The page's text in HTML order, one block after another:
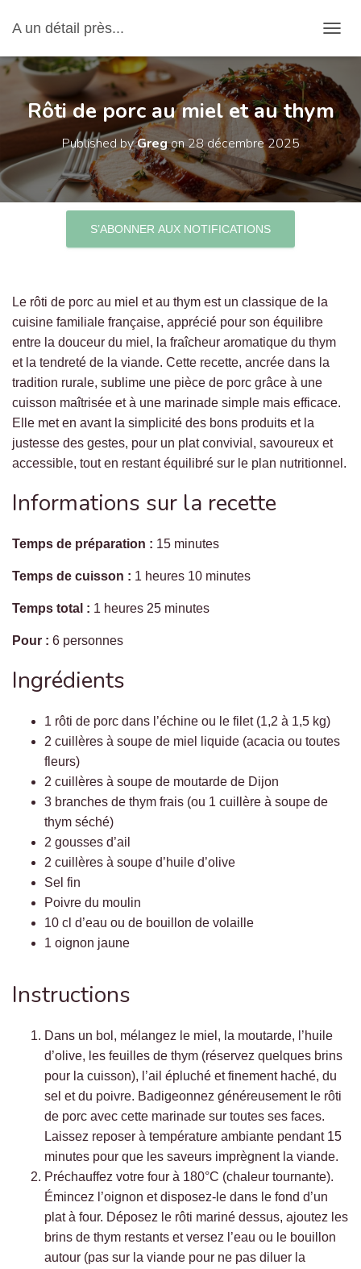
A un détail près...
Rôti de porc au miel et au thym
Published byGregon28 décembre 2025
S’ABONNER AUX NOTIFICATIONS
Le rôti de porc au miel et au thym est un classique de la
cuisine familiale française, apprécié pour son équilibre
entre la douceur du miel, la fraîcheur aromatique du thym
et la tendreté de la viande. Cette recette, ancrée dans la
tradition rurale, sublime une pièce de porc grâce à une
cuisson maîtrisée et à une marinade simple mais efficace.
Elle met en avant la simplicité des bons produits et la
justesse des gestes, pour un plat convivial, savoureux et
accessible, tout en restant équilibré sur le plan nutritionnel.
Informations sur la recette
Temps de préparation : 15 minutes
Temps de cuisson : 1 heures 10 minutes
Temps total : 1 heures 25 minutes
Pour : 6 personnes
Ingrédients
1 rôti de porc dans l’échine ou le filet (1,2 à 1,5 kg)
2 cuillères à soupe de miel liquide (acacia ou toutes
fleurs)
2 cuillères à soupe de moutarde de Dijon
3 branches de thym frais (ou 1 cuillère à soupe de
thym séché)
2 gousses d’ail
2 cuillères à soupe d’huile d’olive
Sel fin
Poivre du moulin
10 cl d’eau ou de bouillon de volaille
1 oignon jaune
Instructions
Dans un bol, mélangez le miel, la moutarde, l’huile
d’olive, les feuilles de thym (réservez quelques brins
pour la cuisson), l’ail épluché et finement haché, du
sel et du poivre. Badigeonnez généreusement le rôti
de porc avec cette marinade sur toutes ses faces.
Laissez reposer à température ambiante pendant 15
minutes pour que les saveurs imprègnent la viande.
Préchauffez votre four à 180°C (chaleur tournante).
Émincez l’oignon et disposez-le dans le fond d’un
plat à four. Déposez le rôti mariné dessus, ajoutez les
brins de thym restants et versez l’eau ou le bouillon
autour (pas sur la viande pour ne pas diluer la